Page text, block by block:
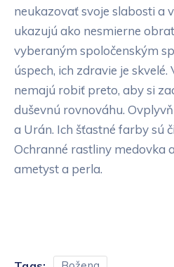
neukazovať svoje slabosti a
ukazujú ako nesmierne
vyberaným spoločenským
úspech, ich zdravie je skvelé.
nemajú robiť preto, aby si
duševnú rovnováhu.
a Urán. Ich šťastné farby sú
Ochranné rastliny medovka
ametyst a perla.